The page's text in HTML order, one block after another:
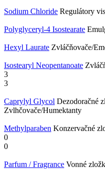
Sodium Chloride Regulátory
Polyglyceryl-4 Isostearate
Hexyl Laurate Zvláčňovače/
Isostearyl Neopentanoate
3
3
Caprylyl Glycol Dezodoračné
Zvlhčovače/Humektanty
Methylparaben Konzervačné
0
0
Parfum / Fragrance Vonné